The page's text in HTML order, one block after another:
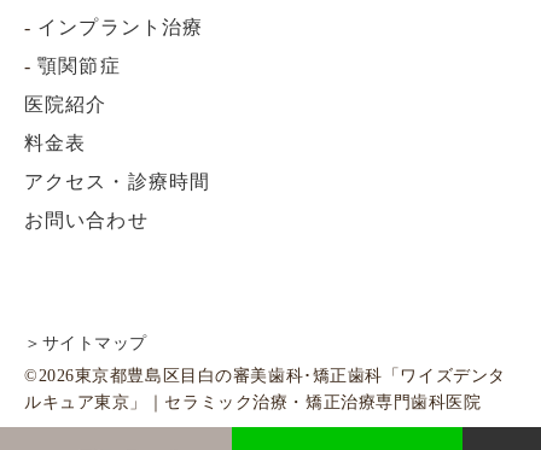
- インプラント治療
-顎関節症
医院紹介
料金表
アクセス・診療時間
お問い合わせ
＞サイトマップ
©2026東京都豊島区目白の審美歯科･矯正歯科「ワイズデンタ
ルキュア東京」｜セラミック治療・矯正治療専門歯科医院